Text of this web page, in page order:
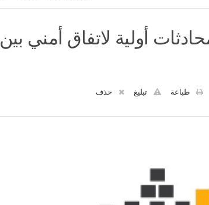
مصر منذ 42 دقيقة
القصة
أولية لاتفاق أمني بين
طباعة تبليغ حذف